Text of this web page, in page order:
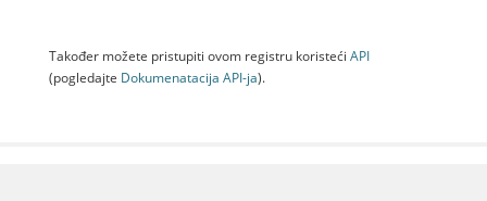
Također možete pristupiti ovom registru koristeći API
(pogledajte Dokumenаtаcijа API-jа).